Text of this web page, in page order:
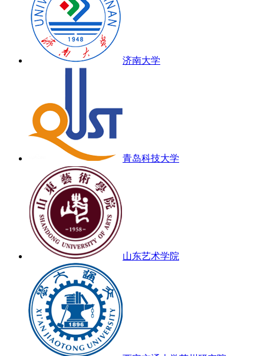
济南大学
青岛科技大学
山东艺术学院